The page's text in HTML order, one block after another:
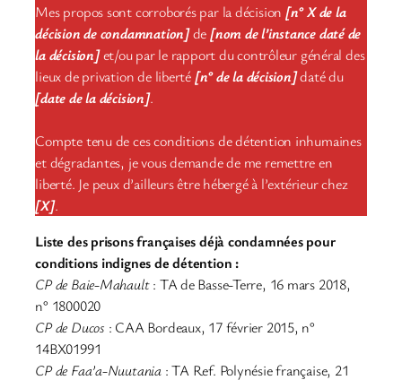
Mes propos sont corroborés par la décision [n° X de la
décision de condamnation]de[nom de l’instance daté de
la décision]et/ou par le rapport du contrôleur général des
lieux de privation de liberté[n° de la décision]daté du
[date de la décision].
Compte tenu de ces conditions de détention inhumaines
et dégradantes, je vous demande de me remettre en
liberté. Je peux d’ailleurs être hébergé à l’extérieur chez
[X].
Liste des prisons françaises déjà condamnées pour
conditions indignes de détention :
CP de Baie-Mahault: TA de Basse-Terre, 16 mars 2018,
n° 1800020
CP de Ducos : CAA Bordeaux, 17 février 2015, n°
14BX01991
CP de Faa’a-Nuutania: TA Ref. Polynésie française, 21